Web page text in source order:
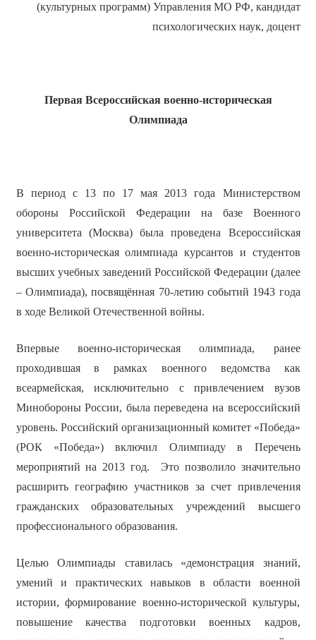
(культурных программ) Управления МО РФ, кандидат
психологических наук, доцент
Первая Всероссийская военно-историческая
Олимпиада
В период с 13 по 17 мая 2013 года Министерством
обороны Российской Федерации на базе Военного
университета (Москва) была проведена Всероссийская
военно-историческая олимпиада курсантов и студентов
высших учебных заведений Российской Федерации (далее
– Олимпиада), посвящённая 70-летию событий 1943 года
в ходе Великой Отечественной войны.
Впервые военно-историческая олимпиада, ранее
проходившая в рамках военного ведомства как
всеармейская, исключительно с привлечением вузов
Минобороны России, была переведена на всероссийский
уровень. Российский организационный комитет «Победа»
(РОК «Победа») включил Олимпиаду в Перечень
мероприятий на 2013 год. Это позволило значительно
расширить географию участников за счет привлечения
гражданских образовательных учреждений высшего
профессионального образования.
Целью Олимпиады ставилась «демонстрация знаний,
умений и практических навыков в области военной
истории, формирование военно-исторической культуры,
повышение качества подготовки военных кадров,